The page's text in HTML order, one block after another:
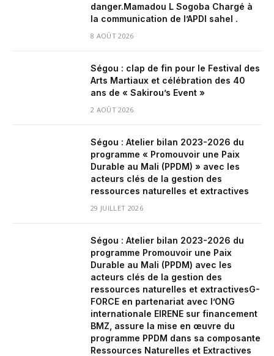
danger.‎‎Mamadou L Sogoba Chargé à
la communication de l’APDI sahel .
8 AOÛT 2026
Ségou : clap de fin pour le Festival des
Arts Martiaux et célébration des 40
ans de « Sakirou’s Event »
2 AOÛT 2026
Ségou : Atelier bilan 2023-2026 du
programme « Promouvoir une Paix
Durable au Mali (PPDM) » avec les
acteurs clés de la gestion des
ressources naturelles et extractives
29 JUILLET 2026
Ségou : Atelier bilan 2023-2026 du
programme Promouvoir une Paix
Durable au Mali (PPDM) avec les
acteurs clés de la gestion des
ressources naturelles et extractivesG-
FORCE en partenariat avec l’ONG
internationale EIRENE sur financement
BMZ, assure la mise en œuvre du
programme PPDM dans sa composante
Ressources Naturelles et Extractives